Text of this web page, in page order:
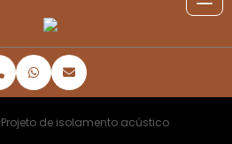
Projeto de isolamento acústico